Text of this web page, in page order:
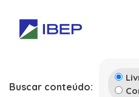
Buscar conteúdo: